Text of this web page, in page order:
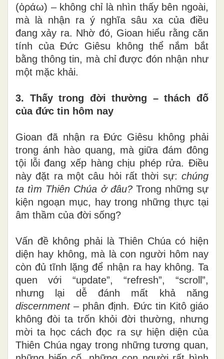
(ὁράω) – không chỉ là nhìn thấy bên ngoài,
mà là nhận ra ý nghĩa sâu xa của điều
đang xảy ra. Nhờ đó, Gioan hiểu rằng căn
tính của Đức Giêsu không thể nắm bắt
bằng thông tin, mà chỉ được đón nhận như
một mặc khải.
3. Thấy trong đời thường – thách đố
của đức tin hôm nay
Gioan đã nhận ra Đức Giêsu không phải
trong ánh hào quang, mà giữa đám đông
tội lỗi đang xếp hàng chịu phép rửa. Điều
này đặt ra một câu hỏi rất thời sự: chúng
ta tìm Thiên Chúa ở đâu?Trong những sự
kiện ngoạn mục, hay trong những thực tại
âm thầm của đời sống?
Vấn đề không phải là Thiên Chúa có hiện
diện hay không, mà là con người hôm nay
còn đủ tĩnh lặng để nhận ra hay không. Ta
quen với “update”, “refresh”, “scroll”,
nhưng lại dễ đánh mất khả năng
discernment– phân định. Đức tin Kitô giáo
không đòi ta trốn khỏi đời thường, nhưng
mời ta học cách đọc ra sự hiện diện của
Thiên Chúa ngay trong những tương quan,